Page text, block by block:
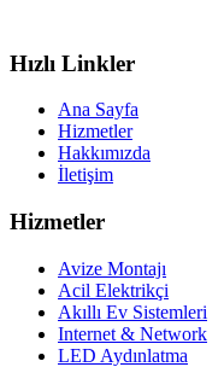
Hızlı Linkler
Ana Sayfa
Hizmetler
Hakkımızda
İletişim
Hizmetler
Avize Montajı
Acil Elektrikçi
Akıllı Ev Sistemleri
Internet & Network
LED Aydınlatma